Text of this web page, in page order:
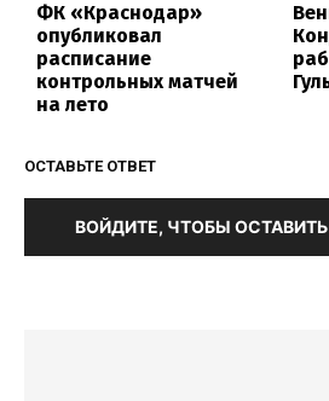
ФК «Краснодар»
опубликовал
расписание
контрольных матчей
на лето
ОСТАВЬТЕ ОТВЕТ
ВОЙДИТЕ, ЧТОБЫ